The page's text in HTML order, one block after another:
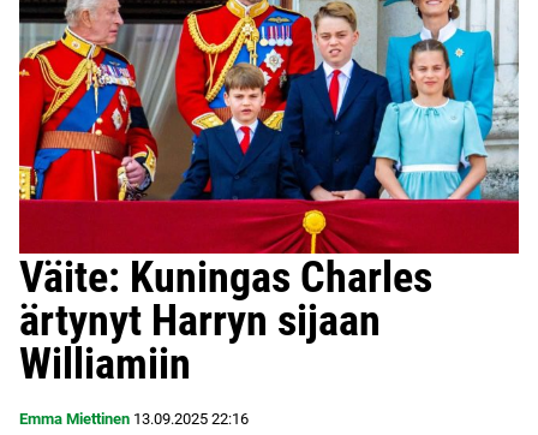
Väite: Kuningas Charles
ärtynyt Harryn sijaan
Williamiin
Emma Miettinen 13.09.2025 22:16